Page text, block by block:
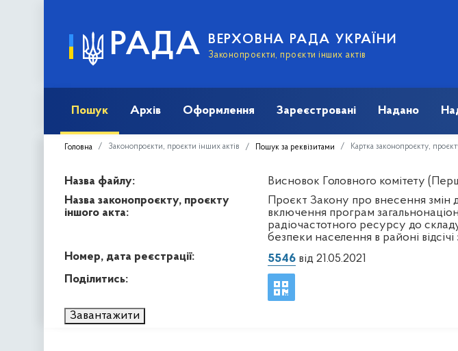
РАДА ВЕРХОВНА РАДА УКРАЇНИ
Законопроєкти, проєкти інших актів
Пошук Архів Оформлення Зареєстровані Надано
Головна Законопроєкти, проєкти інших актів Пошук за реквізитами Картка законопроєкту,
Назва файлу:
Висновок Головного комітету
Назва законопроєкту, проєкту
іншого акта:
Проєкт Закону про внесення змін
включення програм
радіочастотного ресурсу до
безпеки населення в районі відсічі
Номер, дата реєстрації:
5546від 21.05.2021
Поділитись:
Завантажити